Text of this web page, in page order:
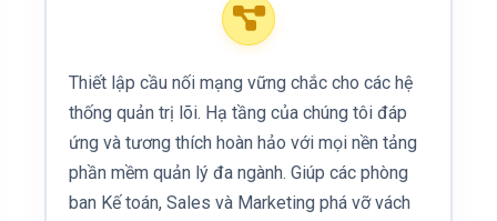
Thiết lập cầu nối mạng vững chắc cho các hệ
thống quản trị lõi. Hạ tầng của chúng tôi đáp
ứng và tương thích hoàn hảo với mọi nền tảng
phần mềm quản lý đa ngành. Giúp các phòng
ban Kế toán, Sales và Marketing phá vỡ vách